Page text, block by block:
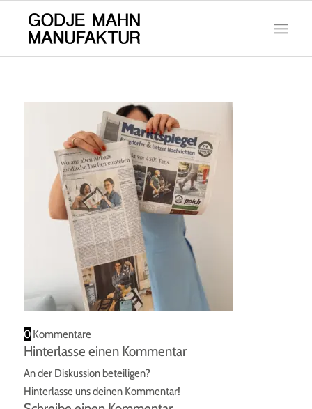
0 Kommentare
Hinterlasse einen Kommentar
An der Diskussion beteiligen?
Hinterlasse uns deinen Kommentar!